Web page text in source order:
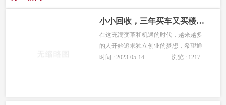
小小回收，三年买车又买楼，不起眼的回收竟这么挣钱
在这充满变革和机遇的时代，越来越多
的人开始追求独立创业的梦想，希望通
过自己的努力和智慧，实现事业的成功
时间 : 2023-05-14 浏览 : 1217